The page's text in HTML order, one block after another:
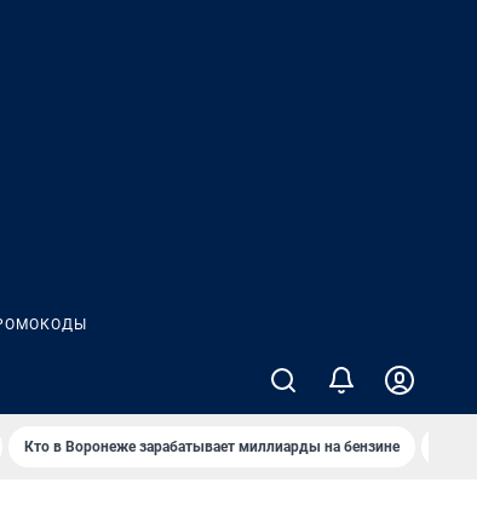
Кто в Воронеже зарабатывает миллиарды на бензине